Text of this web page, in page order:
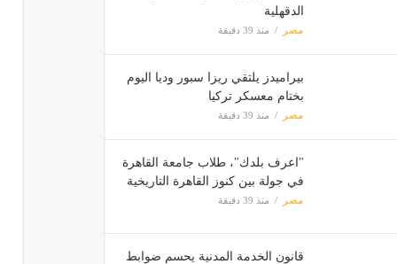
الدقهلية
مصر منذ 39 دقيقة
بيراميدز يلتقي ريزا سبور وديا اليوم
بختام معسكر تركيا
مصر منذ 39 دقيقة
"اعرف بلدك"، طلاب جامعة القاهرة
في جولة بين كنوز القاهرة التاريخية
مصر منذ 39 دقيقة
قانون الخدمة المدنية يحسم ضوابط